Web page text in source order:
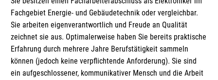
Fachgebiet Energie- und Gebäudetechnik oder vergleichbar.
Sie arbeiten eigenverantwortlich und Freude an Qualität
zeichnet sie aus. Optimalerweise haben Sie bereits praktische
Erfahrung durch mehrere Jahre Berufstätigkeit sammeln
können (jedoch keine verpflichtende Anforderung). Sie sind
ein aufgeschlossener, kommunikativer Mensch und die Arbeit